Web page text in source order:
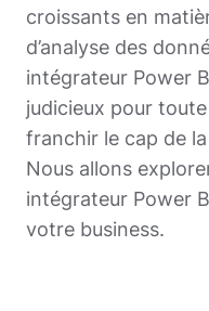
croissants en
d’analyse des
intégrateur Power
judicieux pour
franchir le cap de
Nous allons
intégrateur Power
votre business.